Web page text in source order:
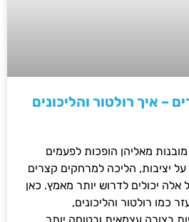
– איך רולטור והליכונים
מאליהן הופכות לפעמים
יציבות, הליכה למרחקים קצרים
אלה יכולים לדרוש יותר מאמץ. כאן
כמו רולטור והליכונים,
בצורה עצמאית ובטוחה יותר.